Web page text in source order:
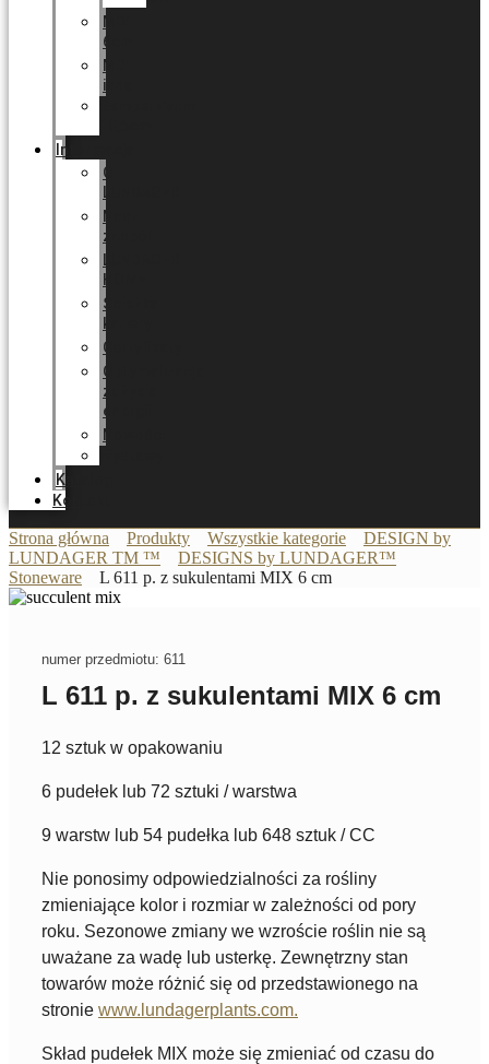
MIX
6cm
MIX
inne
Informacja
O
Nasz
zespół
HOME
Ścieżka
kariery
Certyfikaty
Optymalizacja
zużycia
energii
Nowości
Katalog
Kontakt
Strona główna Produkty Wszystkie kategorie
DESIGN by
LUNDAGER TM ™
DESIGNS by LUNDAGER™
Stoneware
L 611 p. z sukulentami MIX 6 cm
numer przedmiotu: 611
L 611 p. z sukulentami MIX 6 cm
12 sztuk w opakowaniu
6 pudełek lub 72 sztuki / warstwa
9 warstw lub 54 pudełka lub 648 sztuk / CC
Nie ponosimy odpowiedzialności za rośliny
zmieniające kolor i rozmiar w zależności od pory
roku. Sezonowe zmiany we wzroście roślin nie są
uważane za wadę lub usterkę. Zewnętrzny stan
towarów może różnić się od przedstawionego na
stronie www.lundagerplants.com.
Skład pudełek MIX może się zmieniać od czasu do